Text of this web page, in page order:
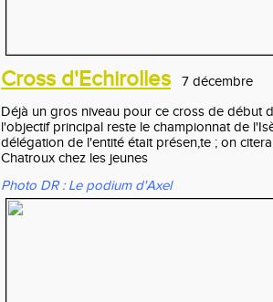
Cross d'Echirolles 7 décembre
Déjà un gros niveau pour ce cross de début
l'objectif principal reste le championnat de
délégation de l'entité était présen,te ; on
Chatroux chez les jeunes
Photo DR : Le podium d'Axel